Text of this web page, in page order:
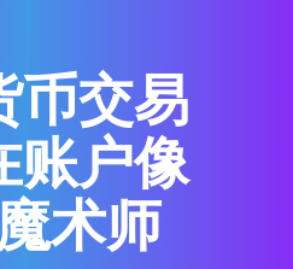
币交易
账户像
术师